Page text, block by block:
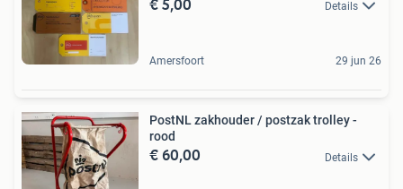
Details
Amersfoort 29 jun 26
PostNL zakhouder / postzak trolley -
rood
€ 60,00 Details